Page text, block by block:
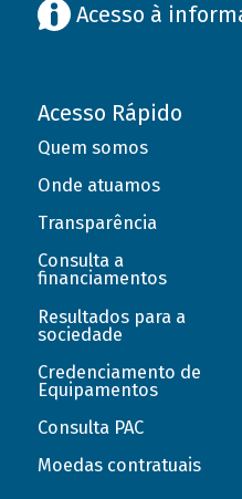
Acesso à
Acesso Rápido
Quem somos
Onde atuamos
Transparência
Consulta a
financiamentos
Resultados para a
sociedade
Credenciamento de
Equipamentos
Consulta PAC
Moedas contratuais